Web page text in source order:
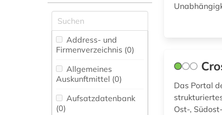
Vermessungswesen (1)
Biologie,
Biotechnologie (0)
Buch- und
Bibliothekswesen,
Informationswissenschaft
(0)
bangladesch (1)
bibliografie (1)
binnenvertriebener
christentum (1)
deutschland (1)
Address- und
Firmenverzeichnis (0)
Allgemeines
Auskunftmittel (0)
Aufsatzdatenbank
(0)
Das Portal
Ost-,